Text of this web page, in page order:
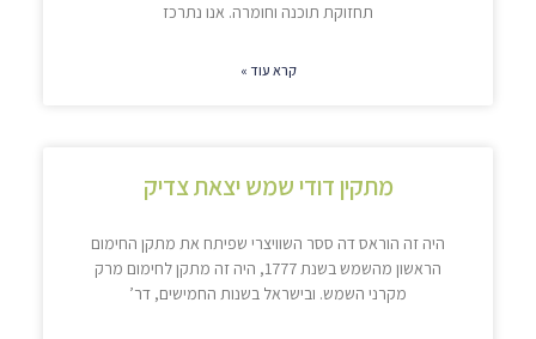
תחזוקת תוכנה וחומרה. אנו נתרכז
קרא עוד »
מתקין דודי שמש יצאת צדיק
היה זה הוראס דה ססר השוויצרי שפיתח את מתקן החימום
הראשון מהשמש בשנת 1777, היה זה מתקן לחימום מרק
מקרני השמש. ובישראל בשנות החמישים, דר’